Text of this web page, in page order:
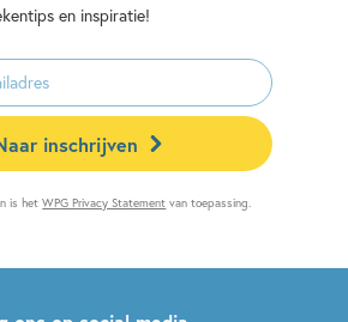
en inspiratie!
inschrijven
is hetWPG Privacy Statement van toepassing.